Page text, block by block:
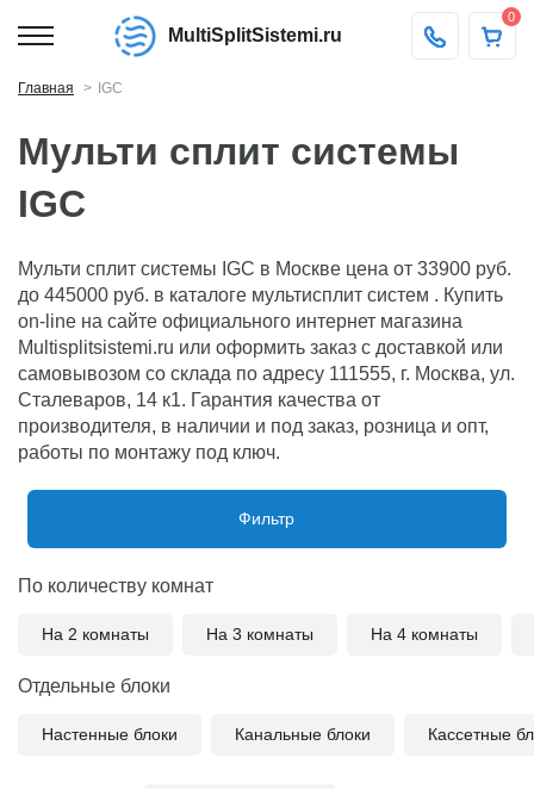
MultiSplitSistemi.ru
0
Главная IGC
Мульти сплит системы
IGC
Мульти сплит системы IGC в Москве цена от 33900 руб.
до 445000 руб. в каталоге мультисплит систем . Купить
on-line на сайте официального интернет магазина
Multisplitsistemi.ru или оформить заказ с доставкой или
самовывозом со склада по адресу 111555, г. Москва, ул.
Сталеваров, 14 к1. Гарантия качества от
производителя, в наличии и под заказ, розница и опт,
работы по монтажу под ключ.
Фильтр
По количеству комнат
На 2 комнаты На 3 комнаты На 4 комнаты
Отдельные блоки
Настенные блоки Канальные блоки Кассетные